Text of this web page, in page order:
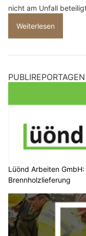
nicht am Unfall
Weiterlesen
PUBLIREPORTAGEN
Lüönd Arbeiten
Brennholzlieferung